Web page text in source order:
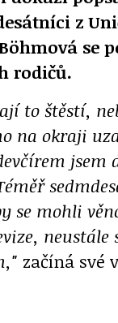
z
se
rodičů.
to štěstí,
na okraji
jsem
se mohli
začíná své